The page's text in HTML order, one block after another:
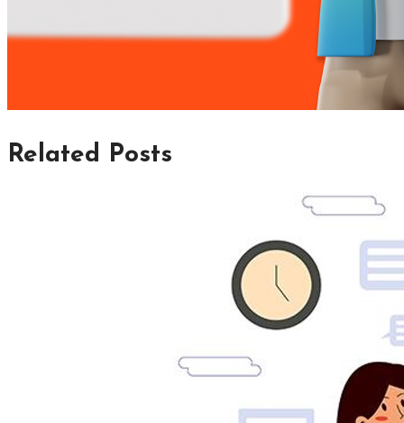
Related Posts